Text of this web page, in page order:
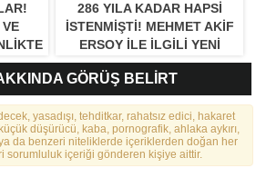
286 YILA KADAR HAPSI
ISTENMIŞTI! MEHMET AKIF
ERSOY ILE ILGILI YENI
GELIŞME
GÖRÜŞ BELİRT
yasadışı, tehditkar, rahatsız edici, hakaret
düşürücü, kaba, pornografik, ahlaka aykırı,
da benzeri niteliklerde içeriklerden doğan her
sorumluluk içeriği gönderen kişiye aittir.